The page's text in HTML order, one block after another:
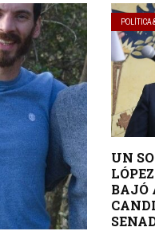
POLÍTICA
UN
BAJÓ